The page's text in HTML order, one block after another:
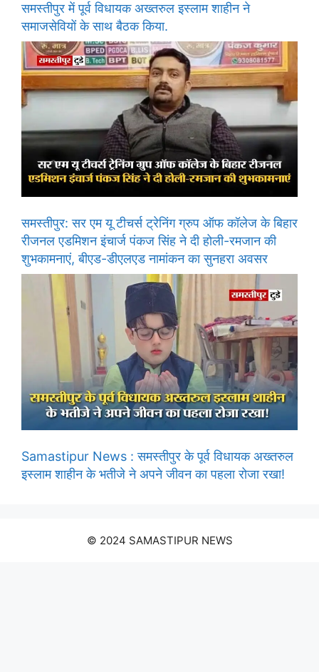
समस्तीपुर में पूर्व विधायक अख्तरुल इस्लाम शाहीन ने
समाजसेवियों के साथ बैठक किया.
समस्तीपुर: सर एम यू टीचर्स ट्रेनिंग ग्रुप ऑफ कॉलेज के बिहार
रीजनल एडमिशन इंचार्ज पंकज सिंह ने दी होली-रमजान की
शुभकामनाएं, बीएड-डीएलएड नामांकन का सुनहरा अवसर
Samastipur News : समस्तीपुर के पूर्व विधायक अख्तरुल
इस्लाम शाहीन के भतीजे ने अपने जीवन का पहला रोजा रखा!
© 2024 SAMASTIPUR NEWS